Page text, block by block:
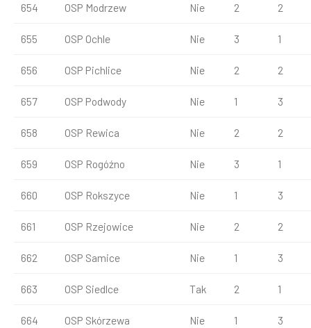
654 OSP Modrzew Nie 2 2
655 OSP Ochle Nie 3 1
656 OSP Pichlice Nie 2 2
657 OSP Podwody Nie 1 3
658 OSP Rewica Nie 2 2
659 OSP Rogóźno Nie 3 1
660 OSP Rokszyce Nie 1 3
661 OSP Rzejowice Nie 2 2
662 OSP Samice Nie 1 3
663 OSP Siedlce Tak 2 1
664 OSP Skórzewa Nie 1 3